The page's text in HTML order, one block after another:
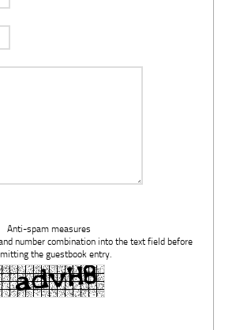
Anti-spam measures
number combination into the text field before
the guestbook entry.